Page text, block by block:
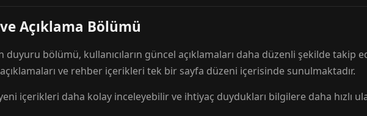
Açıklama Bölümü
duyuru bölümü, kullanıcıların güncel açıklamaları daha düzenli şekilde takip
açıklamaları ve rehber içerikleri tek bir sayfa düzeni içerisinde sunulmaktadır.
içerikleri daha kolay inceleyebilir ve ihtiyaç duydukları bilgilere daha hızlı